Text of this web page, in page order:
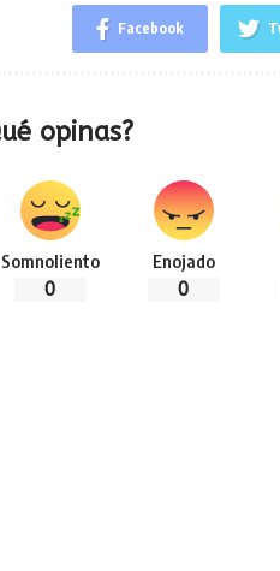
Facebook
opinas?
Somnoliento
0
Enojado
0